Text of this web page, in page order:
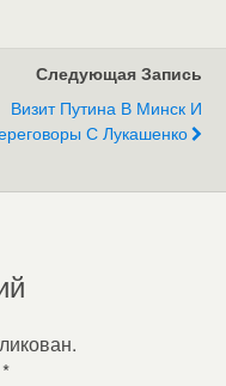
Следующая Запись
Визит Путина В Минск И
С Лукашенко
*